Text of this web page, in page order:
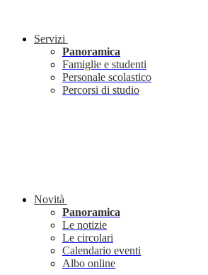
Servizi
Panoramica
Famiglie e studenti
Personale scolastico
Percorsi di studio
Novità
Panoramica
Le notizie
Le circolari
Calendario eventi
Albo online